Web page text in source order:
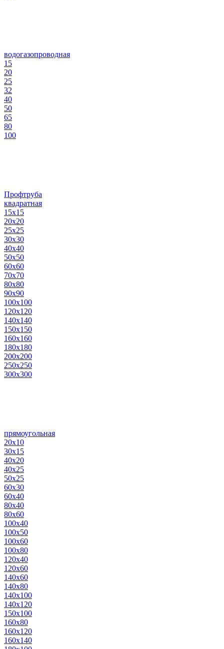
водогазопроводная
15
20
25
32
40
50
65
80
100
Профтруба
квадратная
15х15
20х20
25х25
30х30
40х40
50х50
60х60
70х70
80х80
90х90
100х100
120х120
140х140
150х150
160х160
180х180
200х200
250х250
300х300
прямоугольная
20х10
30х15
40х20
40х25
50х25
60х30
60х40
80х40
80х60
100х40
100х50
100х60
100х80
120х40
120х60
140х60
140х80
140х100
140х120
150х100
160х80
160х120
160х140